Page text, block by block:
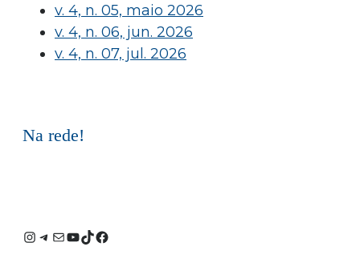
v. 4, n. 05, maio 2026
v. 4, n. 06, jun. 2026
v. 4, n. 07, jul. 2026
Na rede!
Instagram
Telegram
E-Youtube
TikTok
Facebook